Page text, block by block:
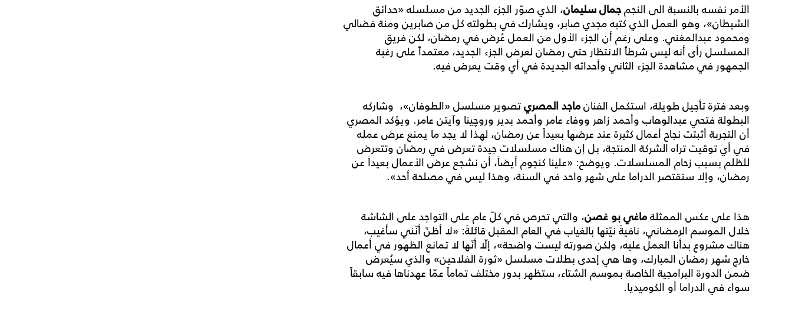
الأمر نفسه بالنسبة الى النجمجمال سليمان، الذي صوّر الجزء الجديد من مسلسله «حدائق
الشيطان»، وهو العمل الذي كتبه مجدي صابر، ويشارك في بطولته كل من صابرين ومنة فضالي
ومحمود عبدالمغني. وعلى رغم أن الجزء الأول من العمل عُرض في رمضان، لكن فريق
المسلسل رأى أنه ليس شرطاً الانتظار حتى رمضان لعرض الجزء الجديد، معتمداً على رغبة
الجمهور في مشاهدة الجزء الثاني وأحداثه الجديدة في أي وقت يعرض فيه.
وبعد فترة تأجيل طويلة، استكمل الفنانماجد المصريتصوير مسلسل «الطوفان»، وشاركه
البطولة فتحي عبدالوهاب وأحمد زاهر ووفاء عامر وأحمد بدير وروچينا وآيتن عامر. ويؤكد المصري
أن التجربة أثبتت نجاح أعمال كثيرة عند عرضها بعيداً عن رمضان، لهذا لا يجد ما يمنع عرض عمله
في أي توقيت تراه الشركة المنتجة، بل إن هناك مسلسلات جيدة تعرض في رمضان وتتعرض
للظلم بسبب زحام المسلسلات. ويوضح: «علينا كنجوم أيضاً، أن نشجع عرض الأعمال بعيداً عن
رمضان، وإلا ستقتصر الدراما على شهر واحد في السنة، وهذا ليس في مصلحة أحد».
هذا على عكس الممثلةماغي بو غصن، والتي تحرص في كلّ عام على التواجد على الشاشة
خلال الموسم الرمضاني، نافيةً نيّتها بالغياب في العام المقبل قائلةً: «لا أظنّ أنّني سأغيب،
هناك مشروع بدأنا العمل عليه، ولكن صورته ليست واضحة»، إلّا أنّها لا تمانع الظهور في أعمال
خارج شهر رمضان المبارك، وها هي إحدى بطلات مسلسل «ثورة الفلاحين» والذي سيُعرض
ضمن الدورة البرامجية الخاصة بموسم الشتاء، ستظهر بدور مختلف تماماً عمّا عهدناها فيه سابقاً
سواء في الدراما أو الكوميديا.